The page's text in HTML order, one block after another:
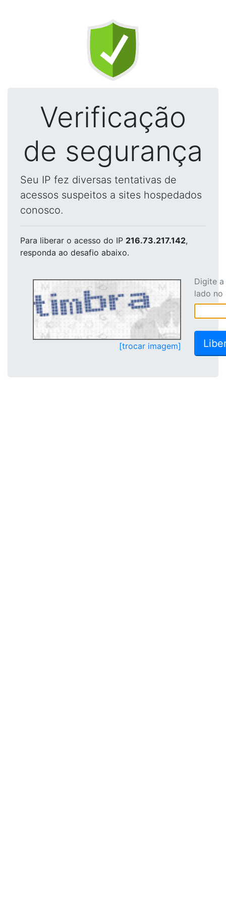
Verificação
de segurança
Seu IP fez diversas tentativas de
acessos suspeitos a sites hospedados
conosco.
Para liberar o acesso do IP 216.73.217.142,
responda ao desafio abaixo.
[trocar imagem]
Digite
lado no